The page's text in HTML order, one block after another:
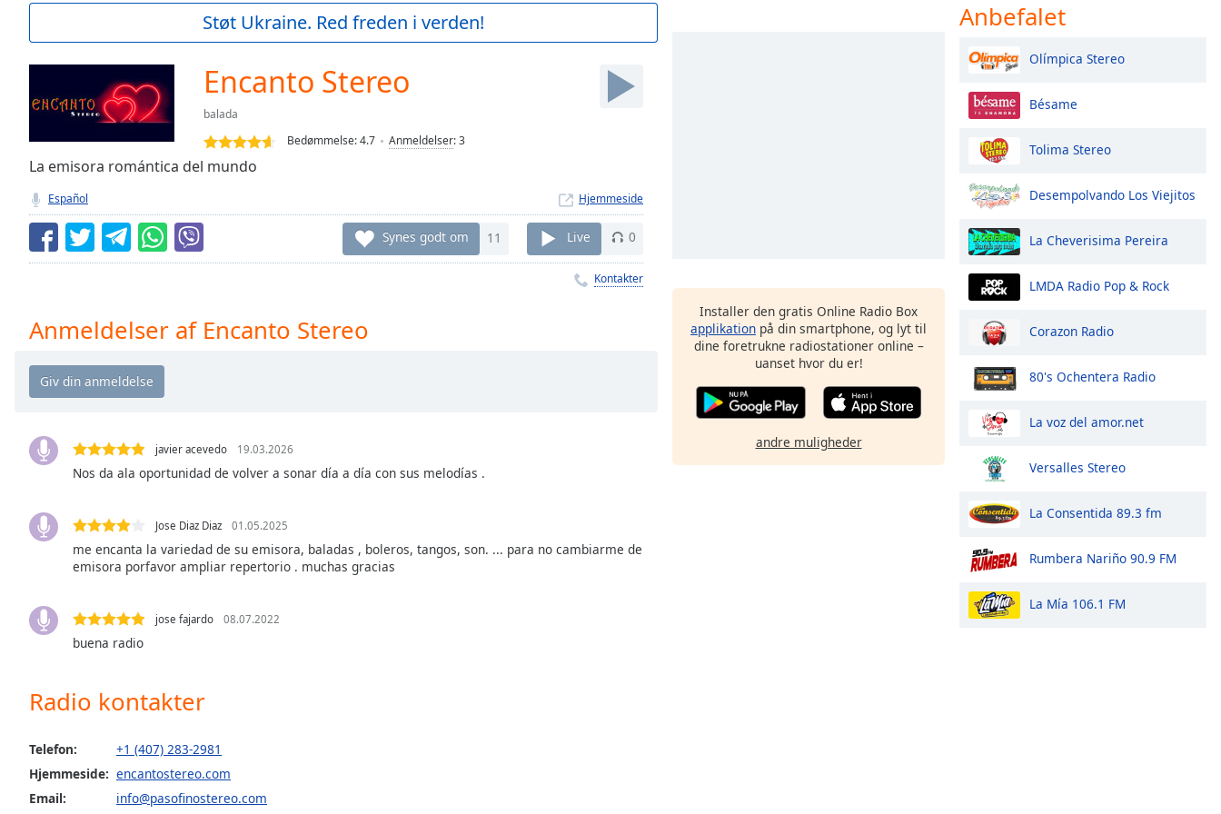
Current
Duration-:-
0.00%
Stream
TypeLIVE
live,
currently
behind
LIVE
Remaining
Playback
Rate
Chapters
descriptions
off,
selected
subtitles
settings,
settings
subtitles
off
selected
Støt Ukraine. Red freden i verden!
Encanto Stereo
balada
Bedømmelse:4.7 Anmeldelser:3
La emisora romántica del mundo
Español Hjemmeside
Synes godt om 11 Live 0
Kontakter
Anmeldelser af Encanto Stereo
javier acevedo 19.03.2026
Nos da ala oportunidad de volver a sonar día a día con sus melodías .
Jose Diaz Diaz 01.05.2025
me encanta la variedad de su emisora, baladas , boleros, tangos, son. ... para no cambiarme de
emisora porfavor ampliar repertorio . muchas gracias
jose fajardo 08.07.2022
buena radio
Radio kontakter
Telefon:
+1 (407) 283-2981
Hjemmeside: encantostereo.com
Email:
info@pasofinostereo.com
Installer den gratis Online Radio Box
applikation på din smartphone, og lyt til
dine foretrukne radiostationer online –
uanset hvor du er!
andre muligheder
Anbefalet
Olímpica Stereo
Bésame
Tolima Stereo
Desempolvando Los Viejitos
La Cheverisima Pereira
LMDA Radio Pop & Rock
Corazon Radio
80's Ochentera Radio
La voz del amor.net
Versalles Stereo
La Consentida 89.3 fm
Rumbera Nariño 90.9 FM
La Mía 106.1 FM